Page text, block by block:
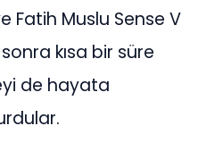
Fatih Muslu Sense V
kısa bir süre
de hayata